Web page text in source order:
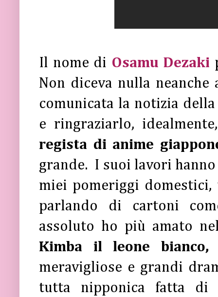
Il nome di Osamu Dezaki
Non diceva nulla
comunicata la notizia
e ringraziarlo,
regista di anime
grande. I suoi lavori
miei pomeriggi domestici,
parlando di cartoni
assoluto ho più amato
Kimba il leone bianco,
meravigliose e grandi
tutta nipponica fatta di